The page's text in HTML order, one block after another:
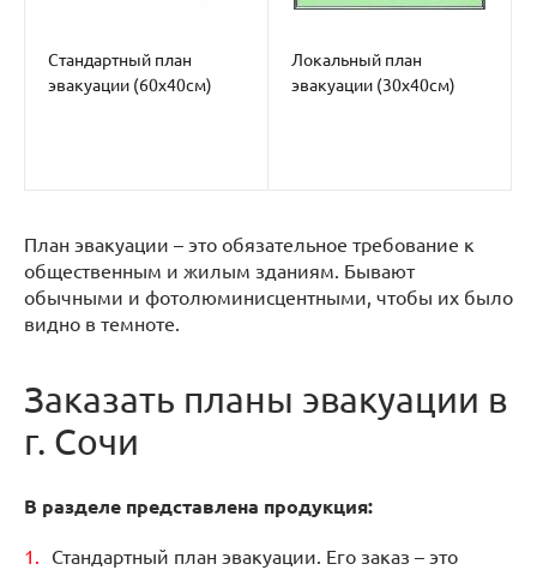
Стандартный план
эвакуации (60х40см)
Локальный план
эвакуации (30х40см)
План эвакуации – это обязательное требование к
общественным и жилым зданиям. Бывают
обычными и фотолюминисцентными, чтобы их было
видно в темноте.
Заказать планы эвакуации в
г. Сочи
В разделе представлена продукция:
Стандартный план эвакуации. Его заказ – это